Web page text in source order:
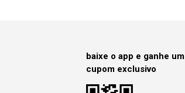
baixe o app e ganhe um
cupom exclusivo